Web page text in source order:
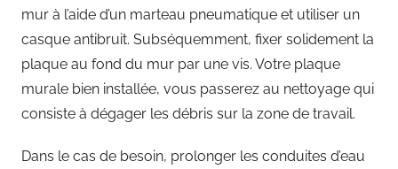
mur à l’aide d’un marteau pneumatique et utiliser un
casque antibruit. Subséquemment, fixer solidement la
plaque au fond du mur par une vis. Votre plaque
murale bien installée, vous passerez au nettoyage qui
consiste à dégager les débris sur la zone de travail.
Dans le cas de besoin, prolonger les conduites d’eau